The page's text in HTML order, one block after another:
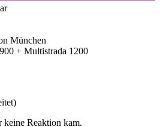
München
+ Multistrada 1200
keine Reaktion kam.